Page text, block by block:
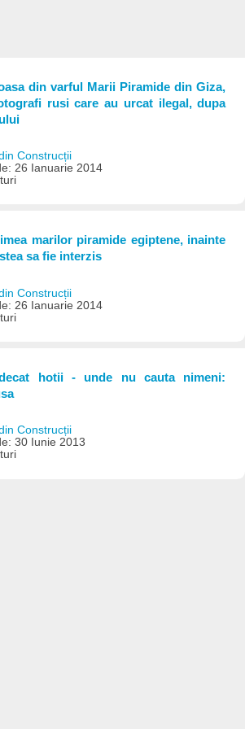
din varful Marii Piramide din Giza,
rusi care au urcat ilegal, dupa
Construcții
26 Ianuarie 2014
marilor piramide egiptene, inainte
sa fie interzis
Construcții
26 Ianuarie 2014
hotii - unde nu cauta nimeni:
Construcții
30 Iunie 2013